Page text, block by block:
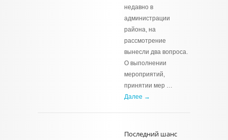
недавно в
администрации
района, на
рассмотрение
вынесли два вопроса.
О выполнении
мероприятий,
принятии мер …
Далее →
Последний шанс